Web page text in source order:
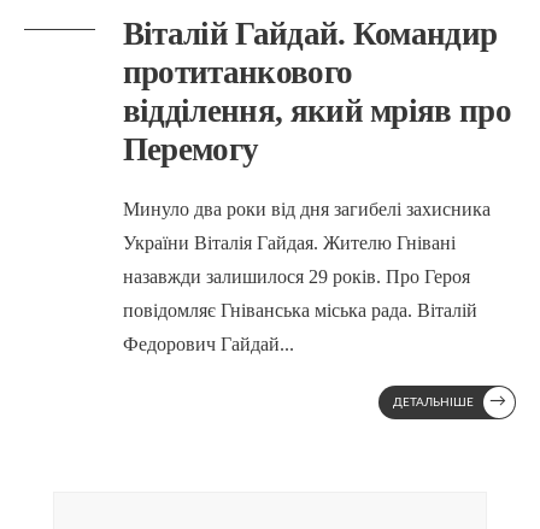
Віталій Гайдай. Командир
протитанкового
відділення, який мріяв про
Перемогу
Минуло два роки від дня загибелі захисника
України Віталія Гайдая. Жителю Гнівані
назавжди залишилося 29 років. Про Героя
повідомляє Гніванська міська рада. Віталій
Федорович Гайдай...
ДЕТАЛЬНІШЕ →